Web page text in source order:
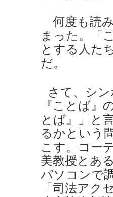
何度も読
まった。「
とする人た
だ。
さて、シ
『ことば』
とば』」と
るかという
こす。コー
美教授とあ
パソコンで
「司法アク